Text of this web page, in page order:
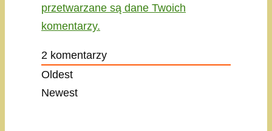
przetwarzane są dane Twoich
komentarzy.
2 komentarzy
Oldest
Newest